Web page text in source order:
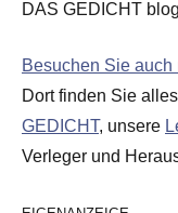
DAS GEDICHT
Besuchen Sie
Dort finden Sie
GEDICHT, unsere
Verleger und